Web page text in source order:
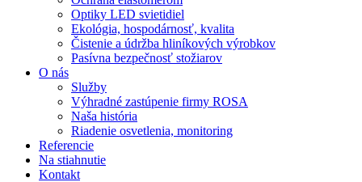
Optiky LED svietidiel
Ekológia, hospodárnosť, kvalita
Čistenie a údržba hliníkových výrobkov
Pasívna bezpečnosť stožiarov
O nás
Služby
Výhradné zastúpenie firmy ROSA
Naša história
Riadenie osvetlenia, monitoring
Referencie
Na stiahnutie
Kontakt